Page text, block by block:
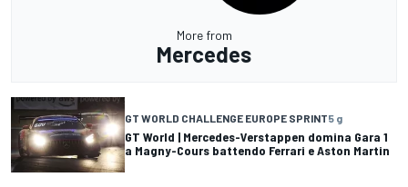
More from
Mercedes
GT WORLD CHALLENGE EUROPE SPRINT5 g
GT World | Mercedes-Verstappen domina Gara 1
a Magny-Cours battendo Ferrari e Aston Martin